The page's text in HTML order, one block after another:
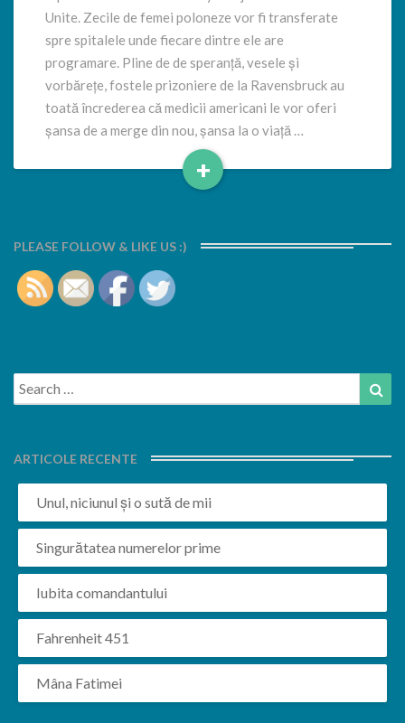
Unite. Zecile de femei poloneze vor fi transferate
spre spitalele unde fiecare dintre ele are
programare. Pline de de speranță, vesele și
vorbărețe, fostele prizoniere de la Ravensbruck au
toată încrederea că medicii americani le vor oferi
șansa de a merge din nou, șansa la o viață …
+
Read
PLEASE FOLLOW & LIKE US :)
Search
for:
ARTICOLE RECENTE
Unul, niciunul și o sută de mii
Singurătatea numerelor prime
Iubita comandantului
Fahrenheit 451
Mâna Fatimei